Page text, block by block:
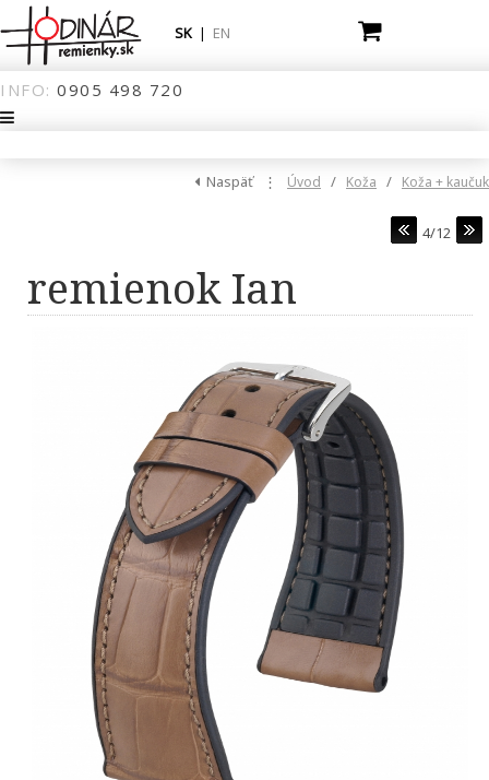
INFO: 0905 498 720
SK | EN
Naspäť ⋮ Úvod / Koža / Koža + kaučuk
4/12
remienok Ian